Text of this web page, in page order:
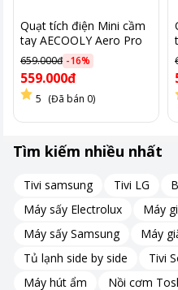
5 cấp độ gió điều chỉnh linh
Quạt AECOOLYHalo 01 Pro hỗ
phép người dùng tùy chỉnh
nhẹ nhàng khi làm việc trong
làm mát nhanh, quạt đều đáp
Quạt tích điện Mini cầm
tay AECOOLY Aero Pro
(3500mAh) -
GOLD/PH01-GL
659.000đ -16%
559.000đ
5 (Đã bán 0)
Tìm kiếm nhiều nhất
Tivi samsung Tivi LG
Máy sấy Electrolux
Máy
Máy sấy Samsung
Máy
Tủ lạnh side by side
Tivi
Máy hút ẩm
Nồi cơm